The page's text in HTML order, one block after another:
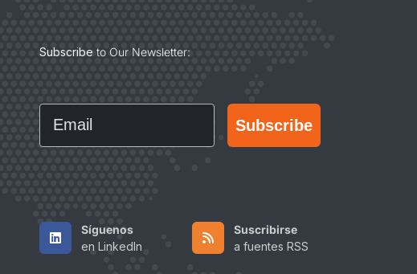
Subscribe to Our Newsletter:
Email
Subscribe
Síguenos
en LinkedIn
Suscribirse
a fuentes RSS